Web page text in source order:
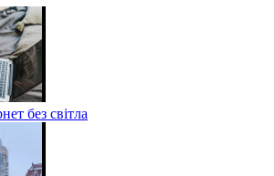
без світла